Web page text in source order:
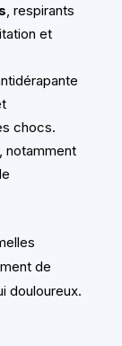
, respirants
et
chocs.
notamment
de
douloureux.